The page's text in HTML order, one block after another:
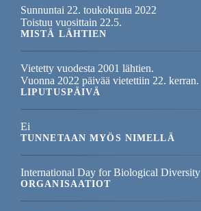
Sunnuntai 22. toukokuuta 2022
Toistuu vuosittain 22.5.
MISTÄ LÄHTIEN
Vietetty vuodesta 2001 lähtien.
Vuonna 2022 päivää vietettiin 22. kerran.
LIPUTUSPÄIVÄ
Ei
TUNNETAAN MYÖS NIMELLÄ
International Day for Biological Diversity
ORGANISAATIOT